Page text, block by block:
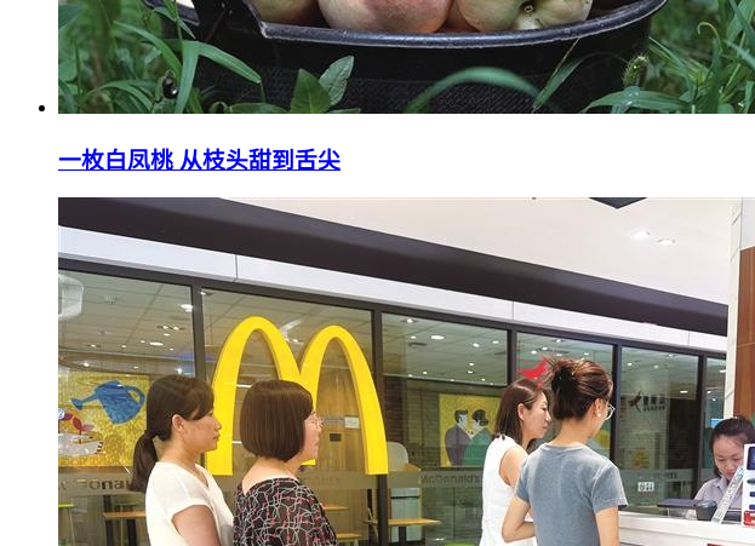
一枚白凤桃 从枝头甜到舌尖